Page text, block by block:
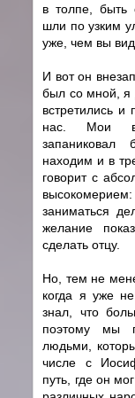
в толпе, быть
шли по узким
уже, чем вы
И вот он
был со мной, я
встретились
нас. Мои
находим и в
говорит с
заниматься
желание
сделать отцу.
Но, тем не
когда я уже
знал, что
поэтому мы
людьми,
числе с
путь, где он